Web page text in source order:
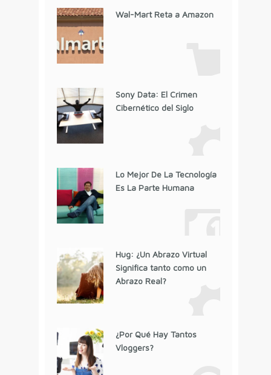
Wal-Mart Reta a Amazon
Sony Data: El Crimen
Cibernético del Siglo
Lo Mejor De La Tecnología
Es La Parte Humana
Hug: ¿Un Abrazo Virtual
Significa tanto como un
Abrazo Real?
¿Por Qué Hay Tantos
Vloggers?